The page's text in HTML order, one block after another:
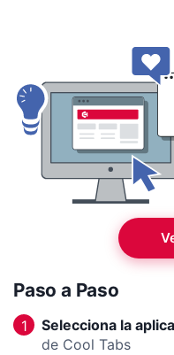
Paso a Paso
1 Selecciona la
de Cool Tabs